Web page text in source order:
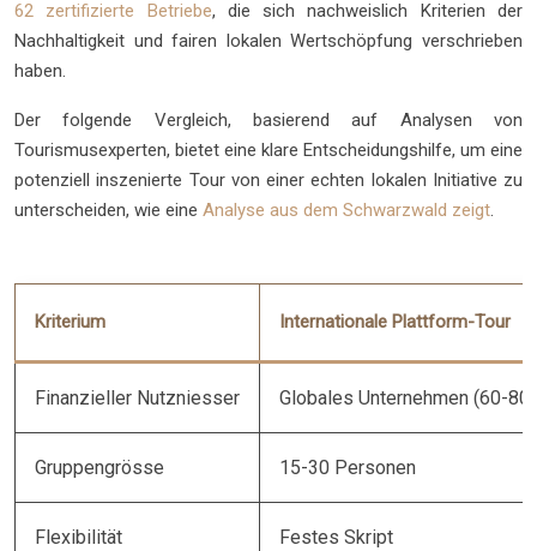
62 zertifizierte Betriebe, die sich nachweislich Kriterien der
Nachhaltigkeit und fairen lokalen Wertschöpfung verschrieben
haben.
Der folgende Vergleich, basierend auf Analysen von
Tourismusexperten, bietet eine klare Entscheidungshilfe, um eine
potenziell inszenierte Tour von einer echten lokalen Initiative zu
unterscheiden, wie eine Analyse aus dem Schwarzwald zeigt.
Kriterium Internationale Plattform-Tour
Finanzieller Nutzniesser Globales Unternehmen (60-
Gruppengrösse 15-30 Personen
Flexibilität Festes Skript